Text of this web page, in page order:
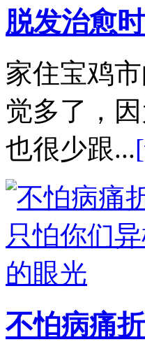
脱发治愈
家住宝鸡
觉多了，
也很少跟...
不怕病痛